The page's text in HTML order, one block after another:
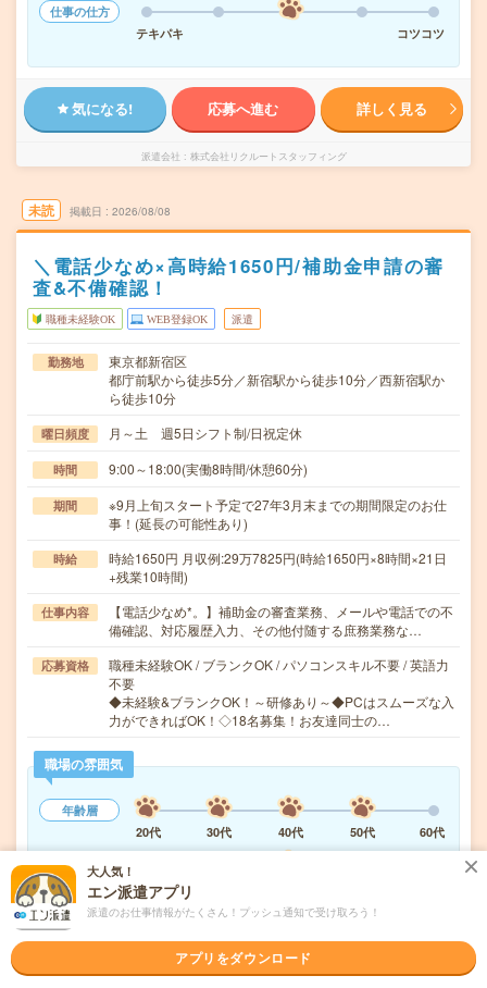
仕事の仕方
テキパキ
コツコツ
気になる! 応募へ進む 詳しく見る
派遣会社 株式会社リクルートスタッフィング
未読 掲載日 2026/08/08
＼電話少なめ×高時給1650円/補助金申請の審
査&不備確認！
職種未経験OK WEB登録OK 派遣
勤務地
東京都新宿区
都庁前駅から徒歩5分／新宿駅から徒歩10分／西新宿駅か
ら徒歩10分
曜日頻度 月～土 週5日シフト制/日祝定休
時間 9:00～18:00(実働8時間/休憩60分)
期間
※9月上旬スタート予定で27年3月末までの期間限定のお仕
事！(延長の可能性あり)
時給
時給1650円 月収例:29万7825円(時給1650円×8時間×21日
+残業10時間)
仕事内容
【電話少なめ*。】補助金の審査業務、メールや電話での不
備確認、対応履歴入力、その他付随する庶務業務な…
応募資格
職種未経験OK / ブランクOK / パソコンスキル不要 / 英語力
不要
◆未経験&ブランクOK！～研修あり～◆PCはスムーズな入
力ができればOK！◇18名募集！お友達同士の…
職場の雰囲気
年齢層
20代
30代 40代 50代
60代
職場の様子
活気がある
大人気！
エン派遣アプリ
派遣のお仕事情報がたくさん！プッシュ通知で受け取ろう！
アプリをダウンロード